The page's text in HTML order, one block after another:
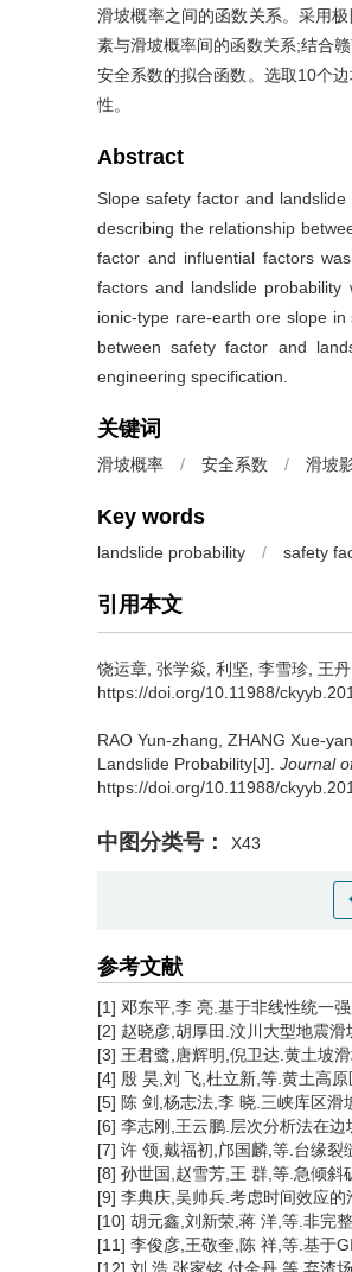
滑坡概率之间的函数关系。采用
素与滑坡概率间的函数关系;结合
安全系数的拟合函数。选取10个
性。
Abstract
Slope safety factor and
describing the relationship
factor and influential factors
factors and landslide
ionic-type rare-earth ore slope
between safety factor and
engineering specification.
关键词
滑坡概率 / 安全系数 / 滑坡
Key words
landslide probability / safety
引用本文
饶运章, 张学焱, 利坚, 李雪珍, 王丹.
https://doi.org/10.11988/
RAO Yun-zhang, ZHANG Xue-
Landslide Probability[J]. Journal
https://doi.org/10.11988/
中图分类号： X43
参考文献
[1] 邓东平,李 亮.基于非线性统一
[2] 赵晓彦,胡厚田.汶川大型地震
[3] 王君鹭,唐辉明,倪卫达.黄土坡
[4] 殷 昊,刘 飞,杜立新,等.黄土高
[5] 陈 剑,杨志法,李 晓.三峡库区
[6] 李志刚,王云鹏.层次分析法在
[7] 许 领,戴福初,邝国麟,等.台缘
[8] 孙世国,赵雪芳,王 群,等.急倾
[9] 李典庆,吴帅兵.考虑时间效应
[10] 胡元鑫,刘新荣,蒋 洋,等.非完
[11] 李俊彦,王敬奎,陈 祥,等.基于